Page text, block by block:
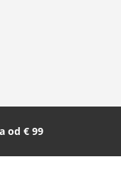
Italien (Deutsch)
od € 99